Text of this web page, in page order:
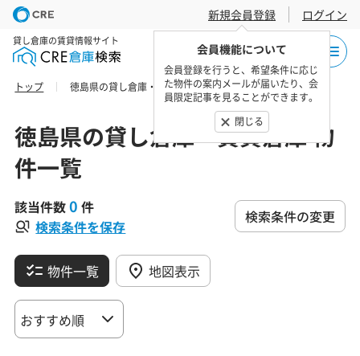
新規会員登録
会員機能について
会員登録を行うと、希望条件に応じ
た物件の案内メールが届いたり、会
員限定記事を見ることができます。
閉じる
ログイン
貸し倉庫の賃貸情報サイト
トップ 徳島県の貸し倉庫・賃貸倉庫 物件一覧
徳島県の貸し倉庫・賃貸倉庫 物
件一覧
該当件数0 件
検索条件を保存
検索条件の変更
物件一覧 地図表示